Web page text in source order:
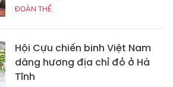
ĐOÀN THỂ
Hội Cựu chiến binh Việt Nam
dâng hương địa chỉ đỏ ở Hà
Tĩnh